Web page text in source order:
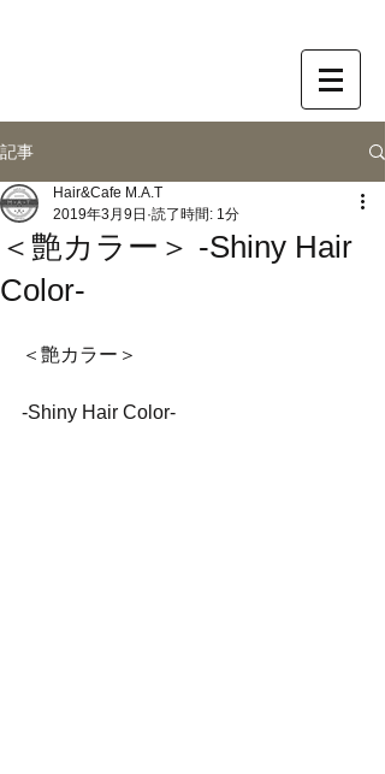
記事
＜艶カラー＞ -Shiny Hair
Color-
Hair&Cafe M.A.T
2019年3月9日 読了時間: 1分
＜艶カラー＞
-Shiny Hair Color-